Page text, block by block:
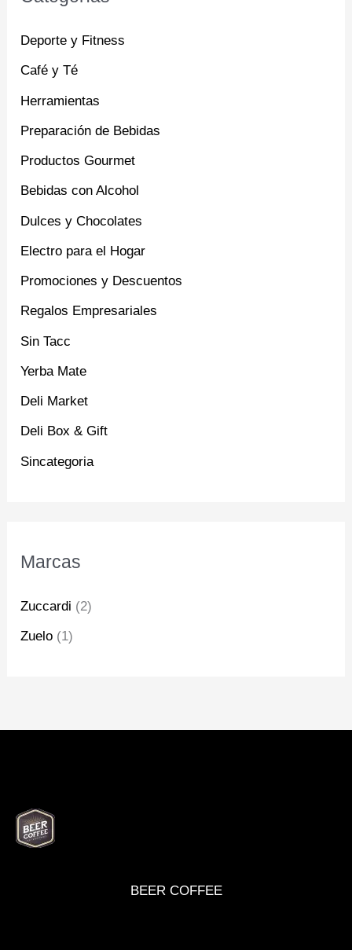
Deporte y Fitness
Café y Té
Herramientas
Preparación de Bebidas
Productos Gourmet
Bebidas con Alcohol
Dulces y Chocolates
Electro para el Hogar
Promociones y Descuentos
Regalos Empresariales
Sin Tacc
Yerba Mate
Deli Market
Deli Box & Gift
Sincategoria
Marcas
Zuccardi (2)
Zuelo (1)
BEER COFFEE